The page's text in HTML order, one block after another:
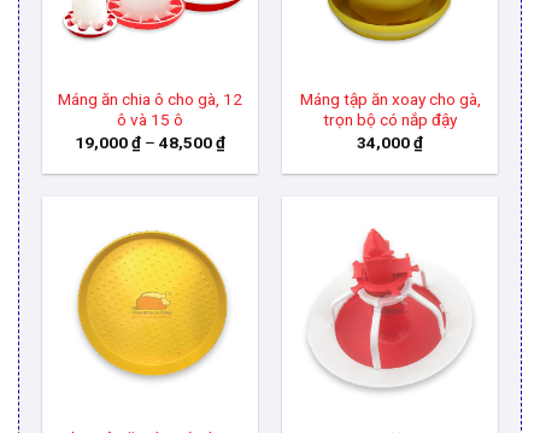
Máng ăn chia ô cho gà, 12
ô và 15 ô
19,000₫ – 48,500₫Khoảng
từ
Máng tập ăn xoay cho gà,
trọn bộ có nắp đậy
34,000₫